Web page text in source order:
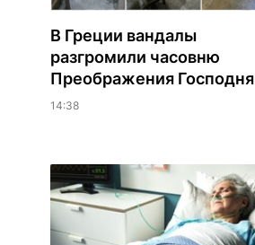
В Греции вандалы
разгромили часовню
Преображения Господня
14:38